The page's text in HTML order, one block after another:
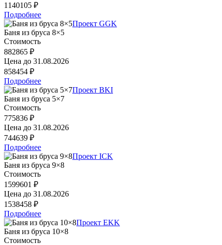
1140105 ₽
Подробнее
Проект GGK
Баня из бруса 8×5
Стоимость
882865 ₽
Цена до 31.08.2026
858454 ₽
Подробнее
Проект BKI
Баня из бруса 5×7
Стоимость
775836 ₽
Цена до 31.08.2026
744639 ₽
Подробнее
Проект ICK
Баня из бруса 9×8
Стоимость
1599601 ₽
Цена до 31.08.2026
1538458 ₽
Подробнее
Проект EKK
Баня из бруса 10×8
Стоимость